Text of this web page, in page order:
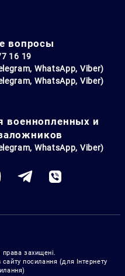
вопросы
16 19
WhatsApp, Viber)
WhatsApp, Viber)
военнопленных и
WhatsApp, Viber)
захищені.
посилання (для Інтернету